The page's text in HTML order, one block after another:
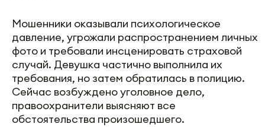
Мошенники оказывали психологическое
давление, угрожали распространением личных
фото и требовали инсценировать страховой
случай. Девушка частично выполнила их
требования, но затем обратилась в полицию.
Сейчас возбуждено уголовное дело,
правоохранители выясняют все
обстоятельства произошедшего.